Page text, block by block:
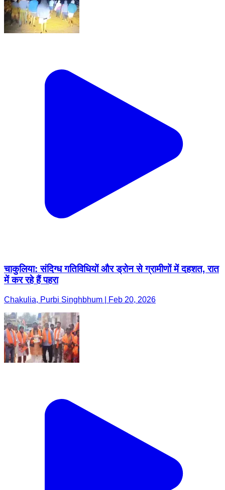
चाकुलिया: संदिग्ध गतिविधियों और ड्रोन से ग्रामीणों में दहशत, रात
में कर रहे हैं पहरा
Chakulia, Purbi Singhbhum | Feb 20, 2026